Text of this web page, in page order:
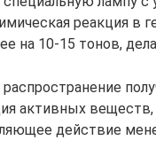
реакция в
на 10-15 тонов,
активных
действие